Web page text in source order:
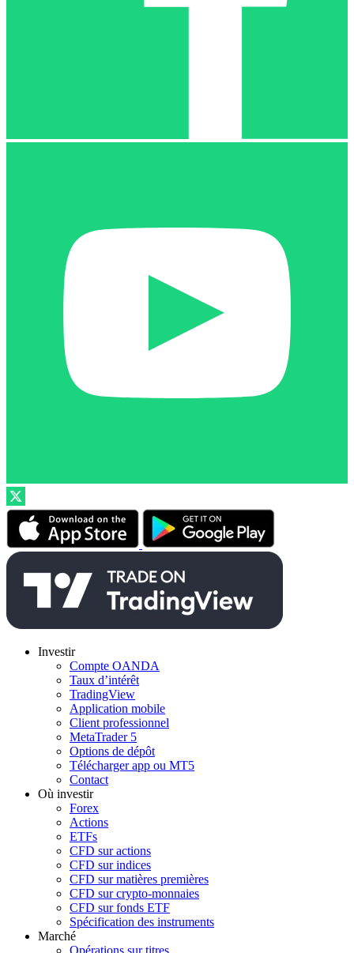
Investir
Compte OANDA
Taux d’intérêt
TradingView
Application mobile
Client professionnel
MetaTrader 5
Options de dépôt
Télécharger app ou MT5
Contact
Où investir
Forex
Actions
ETFs
CFD sur actions
CFD sur indices
CFD sur matières premières
CFD sur crypto-monnaies
CFD sur fonds ETF
Spécification des instruments
Marché
Opérations sur titres